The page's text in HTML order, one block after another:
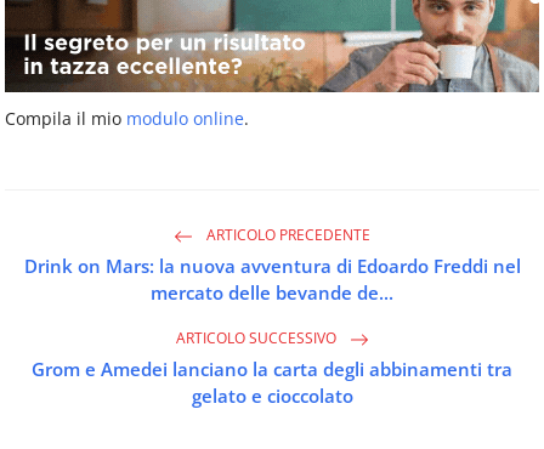
Compila il mio modulo online.
ARTICOLO PRECEDENTE
Drink on Mars: la nuova avventura di Edoardo Freddi nel
mercato delle bevande de...
ARTICOLO SUCCESSIVO
Grom e Amedei lanciano la carta degli abbinamenti tra
gelato e cioccolato